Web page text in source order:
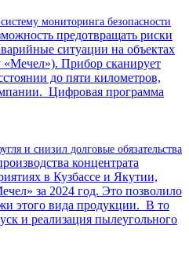
мониторинга безопасности
предотвращать риски
ситуации на объектах
«Мечел»). Прибор сканирует
до пяти километров,
Цифровая программа
и снизил долговые обязательства
концентрата
в Кузбассе и Якутии,
за 2024 год. Это позволило
этого вида продукции. В то
и реализация пылеугольного